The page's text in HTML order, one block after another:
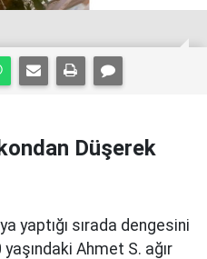
Düşerek
yaptığı sırada dengesini
Ahmet S. ağır